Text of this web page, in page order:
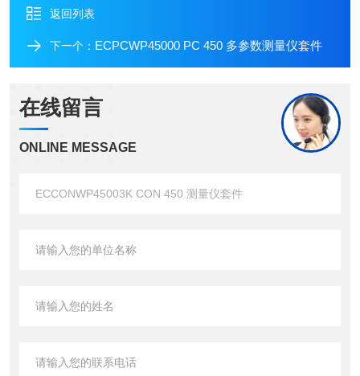
返回列表
下一个： ECPCWP45000 PC 450 多参数测量仪套件
在线留言
ONLINE MESSAGE